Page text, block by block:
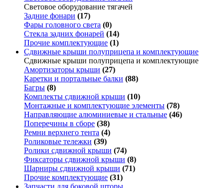
Световое оборудование тягачей
Задние фонари (17)
Фары головного света (0)
Стекла задних фонарей (14)
Прочие комплектующие (1)
Сдвижные крыши полуприцепа и комплектующие
Сдвижные крыши полуприцепа и комплектующие
Амортизаторы крыши (27)
Каретки и портальные балки (88)
Багры (8)
Комплекты сдвижной крыши (10)
Монтажные и комплектующие элементы (78)
Направляющие алюминиевые и стальные (46)
Поперечины в сборе (38)
Ремни верхнего тента (4)
Роликовые тележки (39)
Ролики сдвижной крыши (74)
Фиксаторы сдвижной крыши (8)
Шарниры сдвижной крыши (71)
Прочие комплектующие (31)
Запчасти для боковой шторы